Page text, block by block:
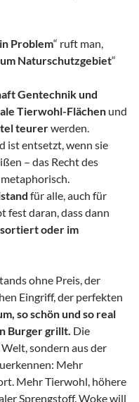
Problem“ ruft man,
Naturschutzgebiet“
Gentechnik und
Tierwohl-Flächen und
teurerwerden.
ist entsetzt, wenn sie
– das Recht des
für alle, auch für
fest daran, dass dann
oder im
ohne Preis, der
Eingriff, der perfekten
so schön und so real
Burger grillt. Die
sondern aus der
Mehr
Mehr Tierwohl, höhere
Sprengstoff. Woke will